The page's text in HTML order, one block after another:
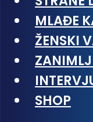
MLAĐE
ŽENSKI
SHOP